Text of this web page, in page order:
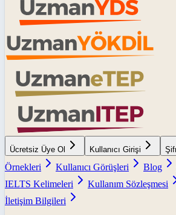
Ücretsiz Üye Ol Kullanıcı Girişi
Örnekleri
Kullanıcı Görüşleri Blog
IELTS Kelimeleri
Kullanım Sözleşmesi
İletişim Bilgileri